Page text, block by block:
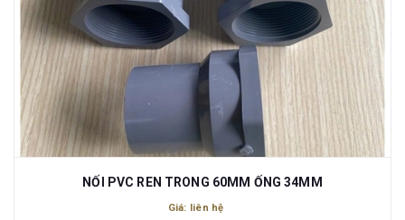
NỐI PVC REN TRONG 60MM ỐNG 34MM
Giá: liên hệ